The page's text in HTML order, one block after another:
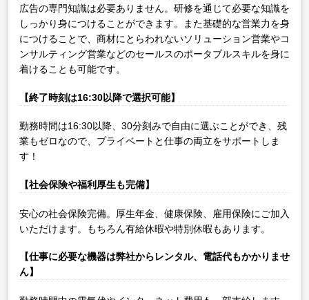
広告の専門知識は必要ありません。研修を通じて必要な知識を
しっかり身につけることができます。また基礎的な営業力を身
につけることで、商材にとらわれないソリューション営業やコ
ンサルティング営業などのセールスのポータブルスキルを身に
着けることも可能です。
【終了時刻は16:30以降で選択可能】
勤務時間は16:30以降、30分刻みで自由に選ぶことができ、残
業もゼロなので、プライベートと仕事の両立をサポートしま
す！
【社会保険や福利厚生も完備】
安心の社会保険完備。厚生年金、健康保険、雇用保険にご加入
いただけます。もちろん有給休暇や特別休暇もあります。
【仕事に必要な機器は弊社からレンタル、電話代もかかりませ
ん】